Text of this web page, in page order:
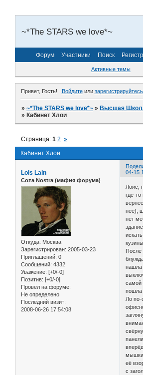
~*The STARS we love*~
Форум Участники Поиск
Активные темы
Привет, Гость! Войдитеили зарегистрируйтесь.
»~*The STARS we love*~ »Высшая
»Кабинет Хлои
Кабинет Хлои
Страница:1 2 »
04-15
Lois Lain
Coza Nostra (мафия форума)
Откуда: Москва
Зарегистрирован: 2005-03-23
Приглашений: 0
Сообщений: 4332
Уважение: [+0/-0]
Позитив: [+0/-0]
Провел на форуме:
Не определено
Последний визит:
2008-06-26 17:54:08
Лоис,
где-
неё),
нет
После
нашла
самой
пошла
Ло по-
мышки
её
с